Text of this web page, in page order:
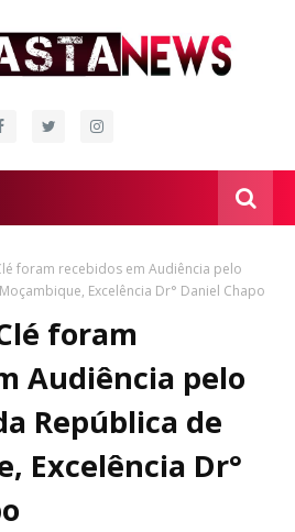
foram recebidos em Audiência pelo
Excelência Dr° Daniel Chapo
foram
Audiência pelo
República de
Excelência Dr°